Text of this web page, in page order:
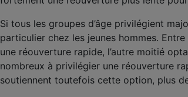
Si tous les groupes d’âge privilégient
particulier chez les jeunes hommes.
une réouverture rapide, l’autre moitié
nombreux à privilégier une réouverture
soutiennent toutefois cette option, plus